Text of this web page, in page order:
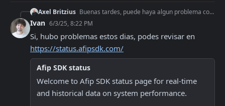
Axel Britzius Buenas tardes, puede haya algun problema con los servidores de ARCA? Estoy teniendo problemas con SOAP en produccion y homologacion, sin haber realizado cambios
Ivan 6/3/25, 8:22 PM
https://status.afipsdk.com/
Afip SDK status
Welcome to Afip SDK status page for real-time
and historical data on system performance.